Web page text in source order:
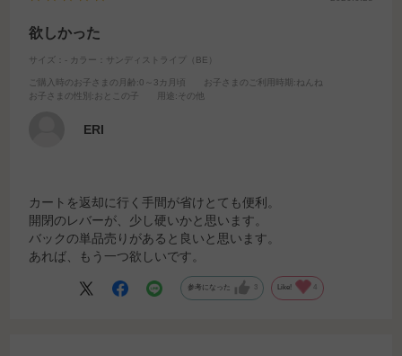
欲しかった
サイズ：- カラー：サンディストライプ（BE）
ご購入時のお子さまの月齢 :0～3カ月頃 お子さまのご利用時期 :ねんね
お子さまの性別 :おとこの子 用途 :その他
ERI
カートを返却に行く手間が省けとても便利。
開閉のレバーが、少し硬いかと思います。
バックの単品売りがあると良いと思います。
あれば、もう一つ欲しいです。
参考になった 3 Like!